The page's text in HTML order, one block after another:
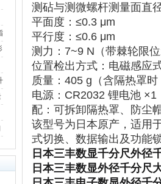
测砧与测微螺杆测量面直
平面度 ‌：≤0.3 μm
平行度 ‌：≤0.6 μm
测力 ：7~9 N（带棘轮限
位置检出方式 ：电磁感应
质量 ：405 g（含隔热罩
电源 ：CR2032 锂电池
配 ：可拆卸隔热罩、防尘
该型号为日本原产，适用
式切换、数据输出及功能
日本三丰数显千分尺外径
日本三丰数显外径千分尺